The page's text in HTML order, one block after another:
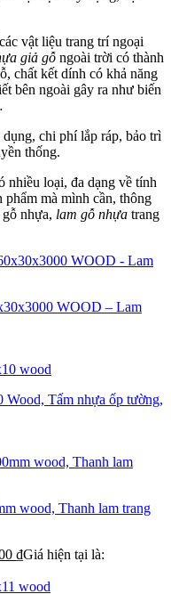
vật liệu trang trí ngoại
giả gỗ ngoài trời có thành
chất kết dính có khả năng
bên ngoài gây ra như biến
chi phí lắp ráp, bảo trì
thống.
nhiều loại, đa dạng về tính
phẩm mà mình cần, thông
nhựa, lam gỗ nhựa trang
WOOD – Lam
Tấm nhựa ốp tường,
wood, Thanh lam trang
₫Giá hiện tại là: